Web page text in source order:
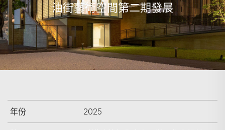
油街藝術空間第⼆期發展
年份 2025